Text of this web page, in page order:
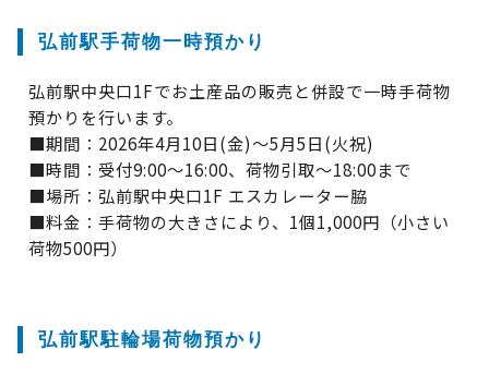
弘前駅手荷物一時預かり
弘前駅中央口1Fでお土産品の販売と併設で一時手荷物
預かりを行います。
■期間：2026年4月10日(金)～5月5日(火祝)
■時間：受付9:00～16:00、荷物引取～18:00まで
■場所：弘前駅中央口1F エスカレーター脇
■料金：手荷物の大きさにより、1個1,000円（小さい
荷物500円）
弘前駅駐輪場荷物預かり